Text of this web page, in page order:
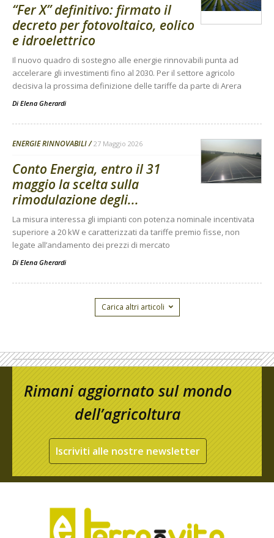
“Fer X” definitivo: firmato il
decreto per fotovoltaico, eolico
e idroelettrico
Il nuovo quadro di sostegno alle energie rinnovabili punta ad
accelerare gli investimenti fino al 2030. Per il settore agricolo
decisiva la prossima definizione delle tariffe da parte di Arera
Di Elena Gherardi
ENERGIE RINNOVABILI 27 Maggio 2026
Conto Energia, entro il 31
maggio la scelta sulla
rimodulazione degli...
La misura interessa gli impianti con potenza nominale incentivata
superiore a 20 kW e caratterizzati da tariffe premio fisse, non
legate all’andamento dei prezzi di mercato
Di Elena Gherardi
Carica altri articoli
Rimani aggiornato sul mondo
dell’agricoltura
Iscriviti alle nostre newsletter